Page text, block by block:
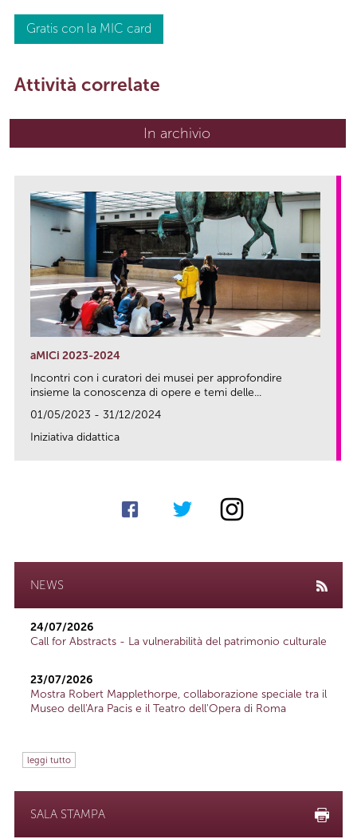
Gratis con la MIC card
Attività correlate
In archivio
aMICi 2023-2024
Incontri con i curatori dei musei per approfondire
insieme la conoscenza di opere e temi delle...
01/05/2023 - 31/12/2024
Iniziativa didattica
NEWS
24/07/2026
Call for Abstracts - La vulnerabilità del patrimonio culturale
23/07/2026
Mostra Robert Mapplethorpe, collaborazione speciale tra il
Museo dell'Ara Pacis e il Teatro dell'Opera di Roma
leggi tutto
SALA STAMPA